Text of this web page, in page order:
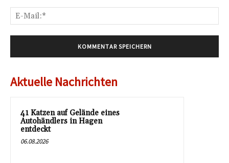
Aktuelle Nachrichten
41 Katzen auf Gelände eines
Autohändlers in Hagen
entdeckt
06.08.2026